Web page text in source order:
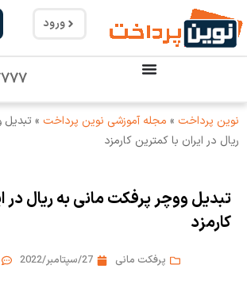
ورود
نوین پرداخت » مجله آموزشی نوین پرداخت »تبدیل
ریال در ایران با کمترین کارمزد
تبدیل ووچر پرفکت مانی به ریال در
کارمزد
پرفکت مانی 27/سپتامبر/2022